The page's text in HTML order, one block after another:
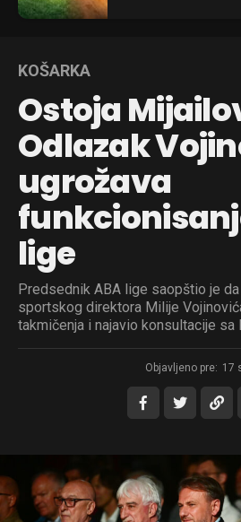
KOŠARKA
Ostoja
Odlazak
ugrožava
lige
Predsednik ABA lige saopštio je
sportskog direktora Milije
takmičenja i najavio konsultacije
Objavljeno pre: 17